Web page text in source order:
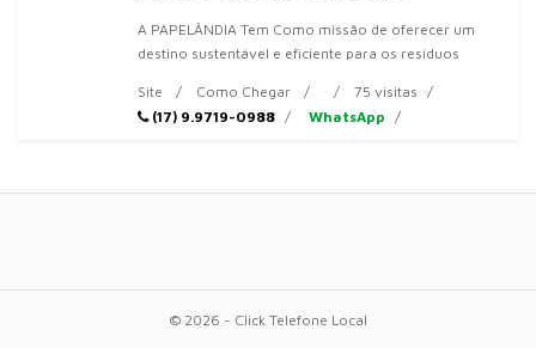
A PAPELÂNDIA Tem Como missão de oferecer um
destino sustentável e eficiente para os resíduos
Site
Como Chegar
75 visitas
(17) 9.9719-0988
WhatsApp
© 2026 - Click Telefone Local